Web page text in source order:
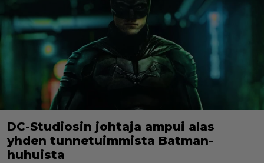
DC-Studiosin johtaja ampui alas
yhden tunnetuimmista Batman-
huhuista